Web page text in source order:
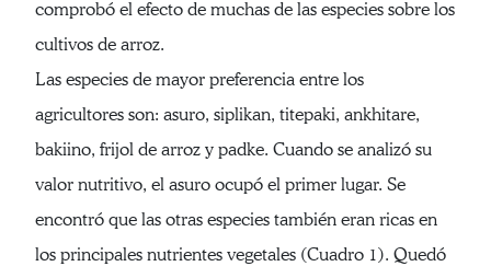
comprobó el efecto de muchas de las especies sobre los
cultivos de arroz.
Las especies de mayor preferencia entre los
agricultores son: asuro, siplikan, titepaki, ankhitare,
bakiino, frijol de arroz y padke. Cuando se analizó su
valor nutritivo, el asuro ocupó el primer lugar. Se
encontró que las otras especies también eran ricas en
los principales nutrientes vegetales (Cuadro 1). Quedó